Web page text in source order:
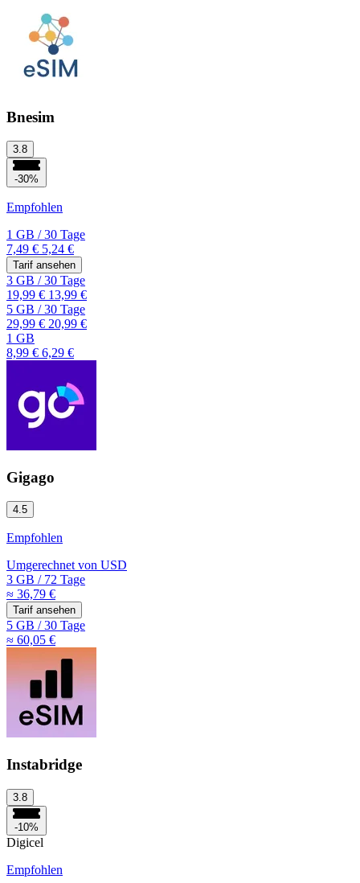
Bnesim
3.8
-30%
Empfohlen
1 GB /30 Tage
7,49 € 5,24 €
Tarif ansehen
3 GB /30 Tage
19,99 € 13,99 €
5 GB /30 Tage
29,99 € 20,99 €
1 GB
8,99 € 6,29 €
Gigago
4.5
Empfohlen
Umgerechnet von USD
3 GB /72 Tage
≈ 36,79 €
Tarif ansehen
5 GB /30 Tage
≈ 60,05 €
Instabridge
3.8
-10%
Digicel
Empfohlen